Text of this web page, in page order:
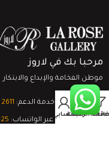
مرحبا بك في لاروز
موطن الفخامة والإبداع والابتكار
تواصل مع خدمة الدعم:
الدعم الفني عبر الواتساب:
قائمة الرغبات
0
السلةحسابي